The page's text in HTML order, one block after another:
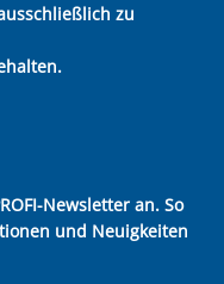
zu
Newsletter an. So
und Neuigkeiten